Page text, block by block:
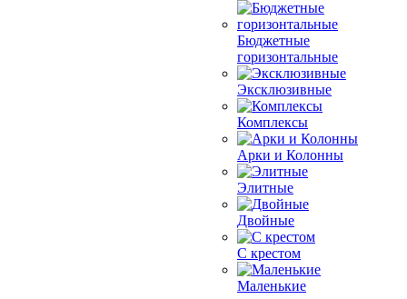
Бюджетные
горизонтальные
Эксклюзивные
Комплексы
Арки и Колонны
Элитные
Двойные
С крестом
Маленькие